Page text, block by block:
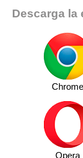
Descarga la
Chrome
Opera